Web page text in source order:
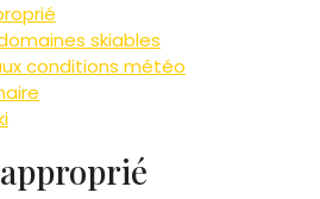
skiables
conditions météo